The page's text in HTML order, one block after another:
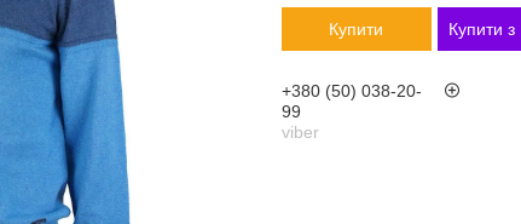
Купити Купити з
+380 (50) 038-20-
99
viber